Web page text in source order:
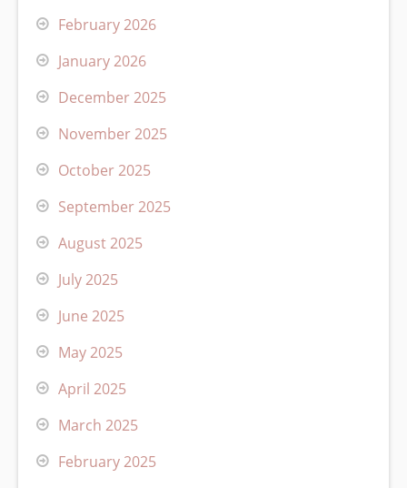
February 2026
January 2026
December 2025
November 2025
October 2025
September 2025
August 2025
July 2025
June 2025
May 2025
April 2025
March 2025
February 2025